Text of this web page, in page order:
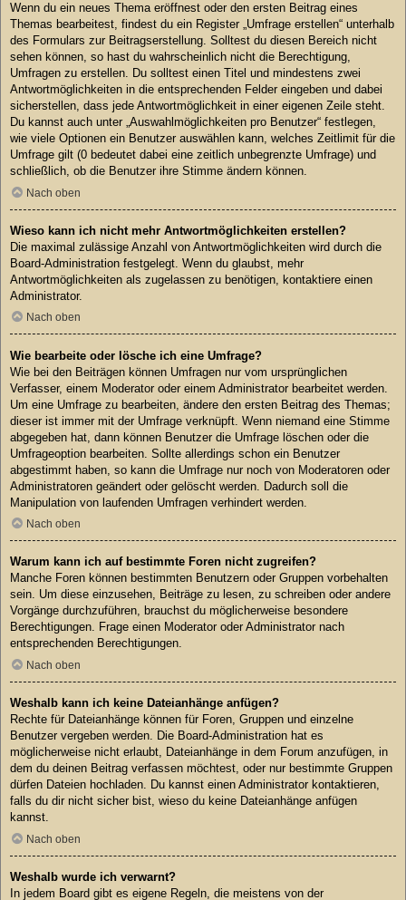
Wenn du ein neues Thema eröffnest oder den ersten Beitrag eines
Themas bearbeitest, findest du ein Register „Umfrage erstellen“ unterhalb
des Formulars zur Beitragserstellung. Solltest du diesen Bereich nicht
sehen können, so hast du wahrscheinlich nicht die Berechtigung,
Umfragen zu erstellen. Du solltest einen Titel und mindestens zwei
Antwortmöglichkeiten in die entsprechenden Felder eingeben und dabei
sicherstellen, dass jede Antwortmöglichkeit in einer eigenen Zeile steht.
Du kannst auch unter „Auswahlmöglichkeiten pro Benutzer“ festlegen,
wie viele Optionen ein Benutzer auswählen kann, welches Zeitlimit für die
Umfrage gilt (0 bedeutet dabei eine zeitlich unbegrenzte Umfrage) und
schließlich, ob die Benutzer ihre Stimme ändern können.
Nach oben
Wieso kann ich nicht mehr Antwortmöglichkeiten erstellen?
Die maximal zulässige Anzahl von Antwortmöglichkeiten wird durch die
Board-Administration festgelegt. Wenn du glaubst, mehr
Antwortmöglichkeiten als zugelassen zu benötigen, kontaktiere einen
Administrator.
Nach oben
Wie bearbeite oder lösche ich eine Umfrage?
Wie bei den Beiträgen können Umfragen nur vom ursprünglichen
Verfasser, einem Moderator oder einem Administrator bearbeitet werden.
Um eine Umfrage zu bearbeiten, ändere den ersten Beitrag des Themas;
dieser ist immer mit der Umfrage verknüpft. Wenn niemand eine Stimme
abgegeben hat, dann können Benutzer die Umfrage löschen oder die
Umfrageoption bearbeiten. Sollte allerdings schon ein Benutzer
abgestimmt haben, so kann die Umfrage nur noch von Moderatoren oder
Administratoren geändert oder gelöscht werden. Dadurch soll die
Manipulation von laufenden Umfragen verhindert werden.
Nach oben
Warum kann ich auf bestimmte Foren nicht zugreifen?
Manche Foren können bestimmten Benutzern oder Gruppen vorbehalten
sein. Um diese einzusehen, Beiträge zu lesen, zu schreiben oder andere
Vorgänge durchzuführen, brauchst du möglicherweise besondere
Berechtigungen. Frage einen Moderator oder Administrator nach
entsprechenden Berechtigungen.
Nach oben
Weshalb kann ich keine Dateianhänge anfügen?
Rechte für Dateianhänge können für Foren, Gruppen und einzelne
Benutzer vergeben werden. Die Board-Administration hat es
möglicherweise nicht erlaubt, Dateianhänge in dem Forum anzufügen, in
dem du deinen Beitrag verfassen möchtest, oder nur bestimmte Gruppen
dürfen Dateien hochladen. Du kannst einen Administrator kontaktieren,
falls du dir nicht sicher bist, wieso du keine Dateianhänge anfügen
kannst.
Nach oben
Weshalb wurde ich verwarnt?
In jedem Board gibt es eigene Regeln, die meistens von der